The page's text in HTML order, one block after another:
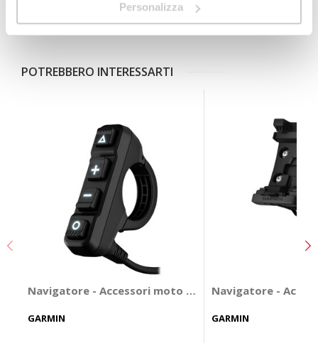
Personalizza
POTREBBERO INTERESSARTI
Navigatore - Accessori moto Telecomando - GARMIN
GARMIN
Navigatore -
GARMIN